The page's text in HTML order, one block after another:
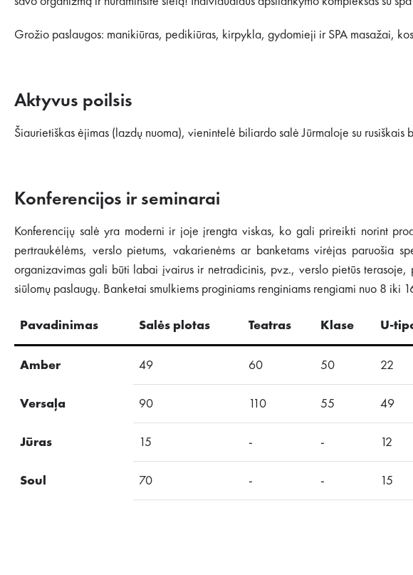
Grožio paslaugos: manikiūras, pedikiūras, kirpykla, gydomieji ir SPA masažai,
Aktyvus poilsis
Šiaurietiškas ėjimas (lazdų nuoma), vienintelė biliardo salė Jūrmaloje su
Konferencijos ir seminarai
Konferencijų salė yra moderni ir joje įrengta viskas, ko gali prireikti norint
pertraukėlėms, verslo pietums, vakarienėms ar banketams virėjas paruošia
organizavimas gali būti labai įvairus ir netradicinis, pvz., verslo pietūs
siūlomų paslaugų. Banketai smulkiems proginiams renginiams rengiami nuo 8
Pavadinimas Salės plotas Teatras Klase U-
Amber 49 60 50 22
Versaļa 90 110 55 49
Jūras 15 - - 12
Soul 70 - - 15